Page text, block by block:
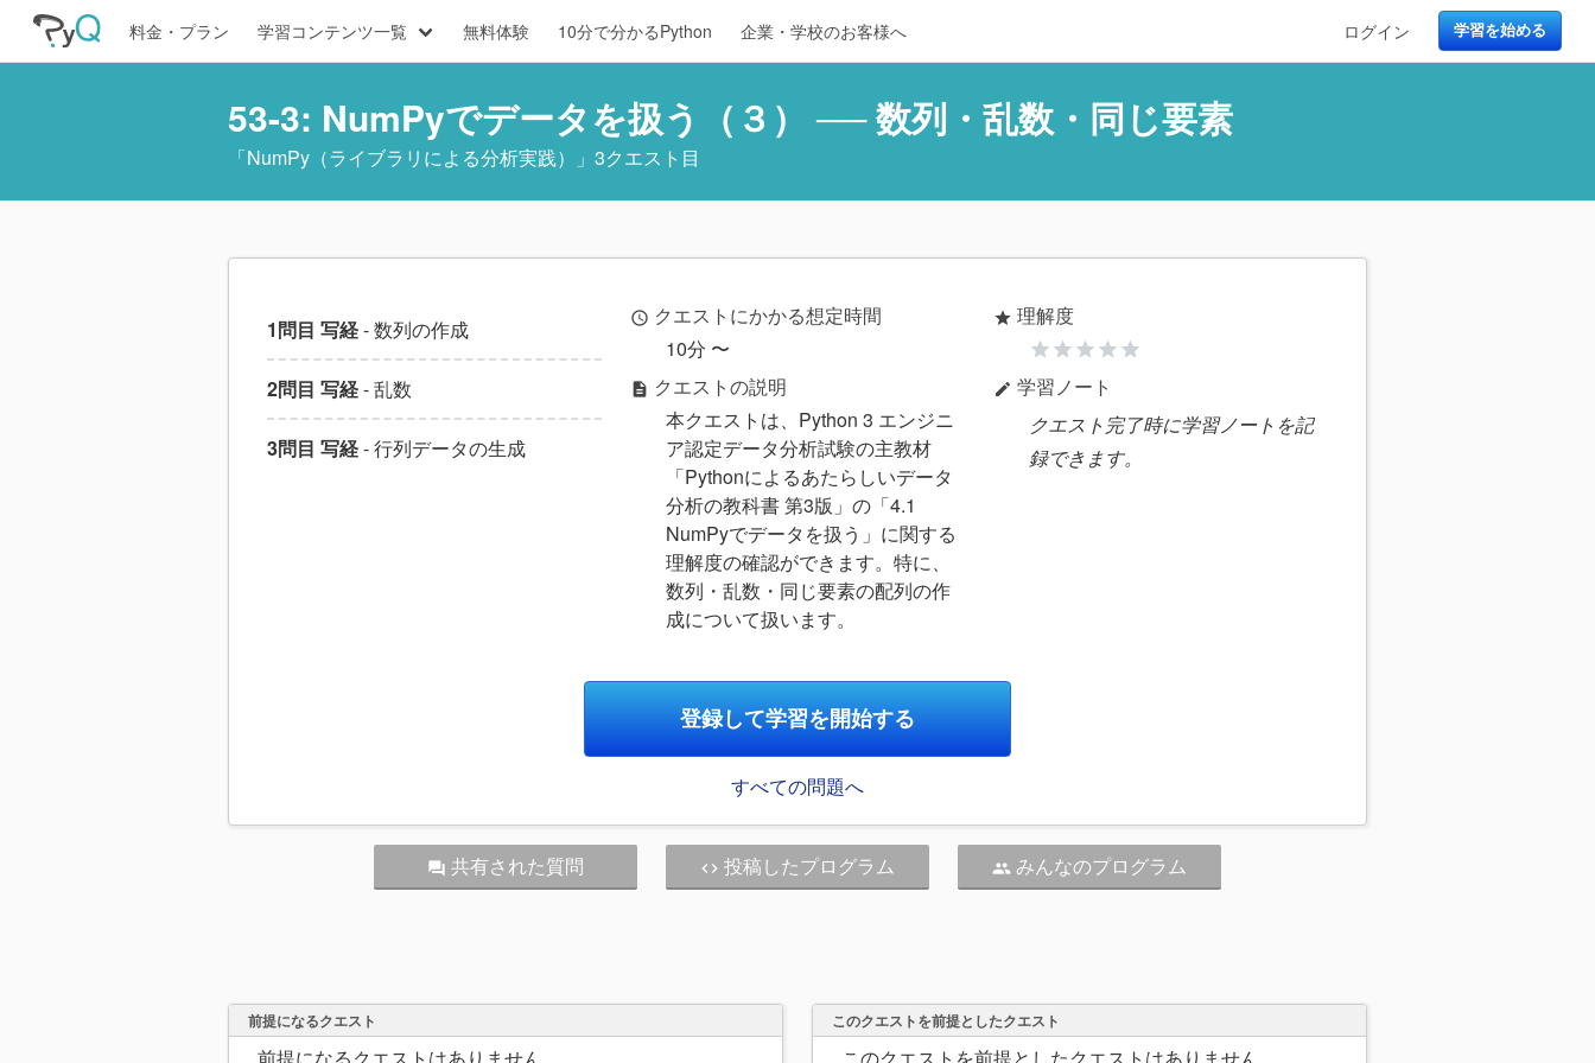
料金・プラン 学習コンテンツ一覧 無料体験 10分で分かるPython 企業・学校のお客様へ ログイン 学習を始める
53-3: NumPyでデータを扱う（３） ── 数列・乱数・同じ要素
「NumPy（ライブラリによる分析実践） 」3クエスト目
1問目 写経- 数列の作成
2問目 写経- 乱数
3問目 写経- 行列データの生成
access_time クエストにかかる想定時間
10分 〜
description クエストの説明
本クエストは、Python 3 エンジニ
ア認定データ分析試験の主教材
「Pythonによるあたらしいデータ
分析の教科書 第3版」の「4.1
NumPyでデータを扱う」に関する
理解度の確認ができます。特に、
数列・乱数・同じ要素の配列の作
成について扱います。
star 理解度
star star star star star
edit 学習ノート
クエスト完了時に学習ノートを記
録できます。
登録して学習を開始する
すべての問題へ
question_answer 共有された質問 code 投稿したプログラム people みんなのプログラム
前提になるクエスト
前提になるクエストはありません
このクエストを前提としたクエスト
このクエストを前提としたクエストはありません